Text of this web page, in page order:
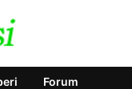
Forum